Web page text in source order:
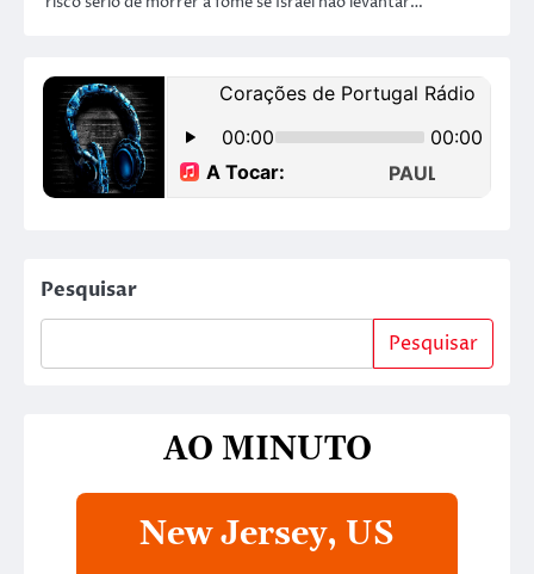
Pesquisar
Pesquisar
AO MINUTO
New Jersey, US